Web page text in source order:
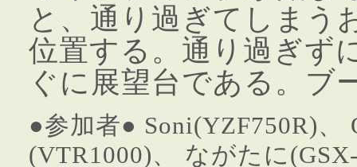
と、通り過ぎてしまう
位置する。通り過ぎず
ぐに展望台である。ブ
●参加者● Soni(YZF750R)、
(VTR1000)、 ながたに